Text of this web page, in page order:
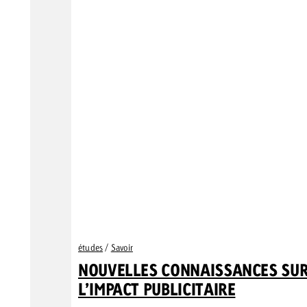
études / Savoir
NOUVELLES CONNAISSANCES
L’IMPACT PUBLICITAIRE